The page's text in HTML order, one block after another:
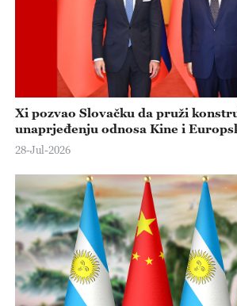
Xi pozvao Slovačku da pruži
unaprjeđenju odnosa Kine i
28-Jul-2026